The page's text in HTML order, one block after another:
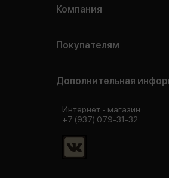
Компания
Покупателям
Дополнительная
Интернет - магазин:
+7 (937) 079-31-32